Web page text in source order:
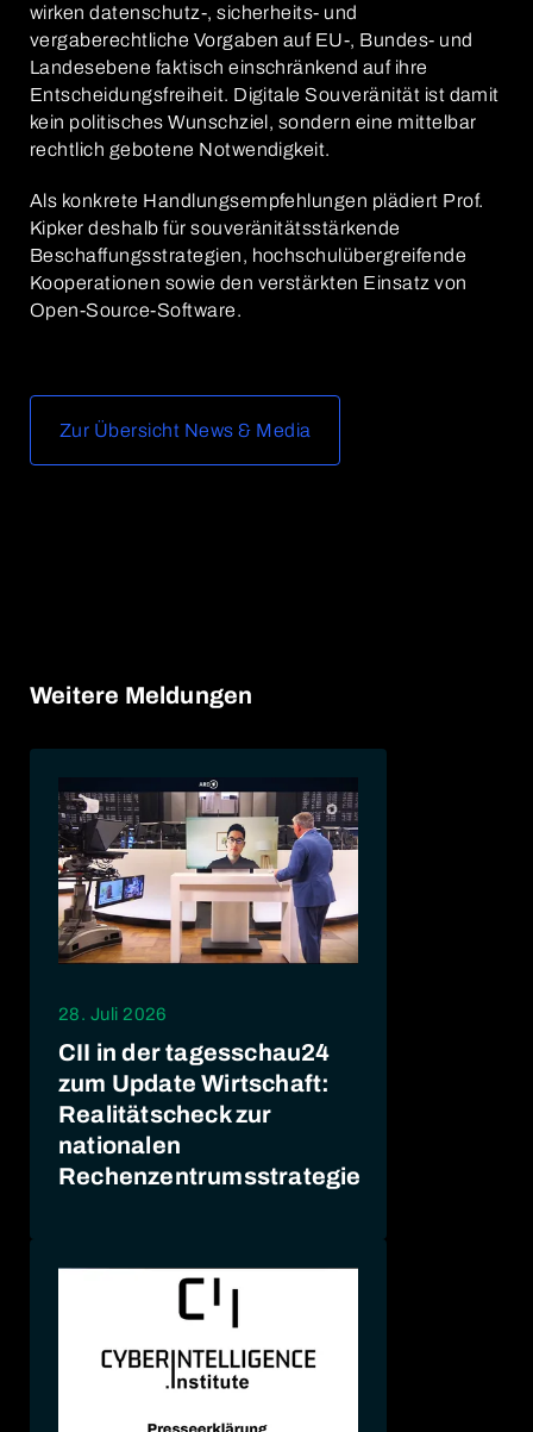
wirken datenschutz-, sicherheits- und
vergaberechtliche Vorgaben auf EU-, Bundes- und
Landesebene faktisch einschränkend auf ihre
Entscheidungsfreiheit. Digitale Souveränität ist damit
kein politisches Wunschziel, sondern eine mittelbar
rechtlich gebotene Notwendigkeit.
Als konkrete Handlungsempfehlungen plädiert Prof.
Kipker deshalb für souveränitätsstärkende
Beschaffungsstrategien, hochschulübergreifende
Kooperationen sowie den verstärkten Einsatz von
Open-Source-Software.
Zur Übersicht News & Media
Weitere Meldungen
28. Juli 2026
CII in der tagesschau24
zum Update Wirtschaft:
Realitätscheck zur
nationalen
Rechenzentrumsstrategie